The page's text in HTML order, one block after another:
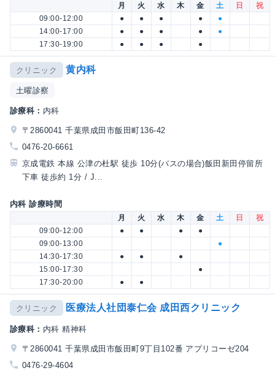
月 火 水 木 金 土 日
祝
09:00-12:00
● ● ● ●
●
14:00-17:00
● ● ● ●
●
17:30-19:00
● ● ● ●
クリニック 黄内科
土曜診察
診療科： 内科
〒2860041 千葉県成田市飯田町136-42
0476-20-6661
京成電鉄 本線 公津の杜駅 徒歩 10分(バスの場合)飯田新田停留所
下車 徒歩約 1分 / J...
内科 診療時間
月 火 水 木 金 土 日
祝
09:00-12:00
● ● ●
●
09:00-13:00
●
14:30-17:30
● ●
●
15:00-17:30
●
17:30-20:00
● ●
クリニック 医療法人社団泰仁会 成田西クリニック
診療科： 内科 精神科
〒2860041 千葉県成田市飯田町9丁目102番 アプリコーゼ204
0476-29-4604